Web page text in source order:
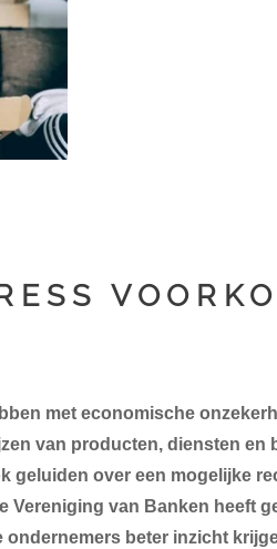
met economische
van producten, diensten en
geluiden over een mogelijke
Vereniging van Banken heeft
ondernemers beter inzicht